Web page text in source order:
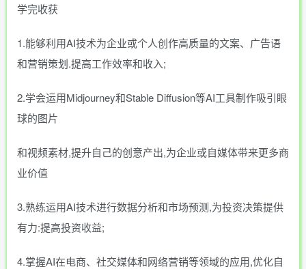
学完收获
1.能够利用AI技术为企业或个人创作高质量的文案、广告语
和营销策划.提高工作效率和收入;
2.学会运用Midjourney和Stable Diffusion等AI工具制作吸引眼
球的图片
和视频素材,提升自己的创意产出,为企业或自媒体带来更多商
业价值
3.熟练运用AI技术进行数据分析和市场预测,为投资决策提供
有力:提高投资收益;
4.掌握AI在电商、社交媒体和网络营销等领域的应用,优化自